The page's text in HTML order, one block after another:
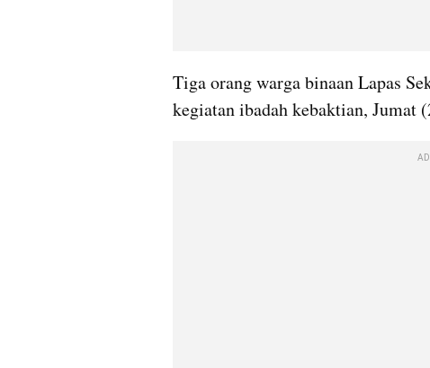
Tiga orang warga binaan Lapas
kegiatan ibadah kebaktian, Jumat